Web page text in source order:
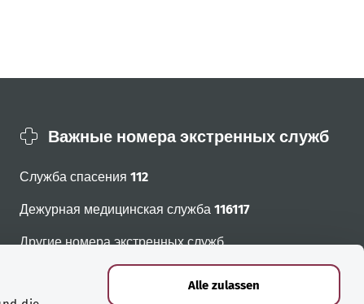
Alle zulassen
Важные номера экстренных служб
Служба спасения 112
Дежурная медицинская служба 116117
Другие номера экстренных служб